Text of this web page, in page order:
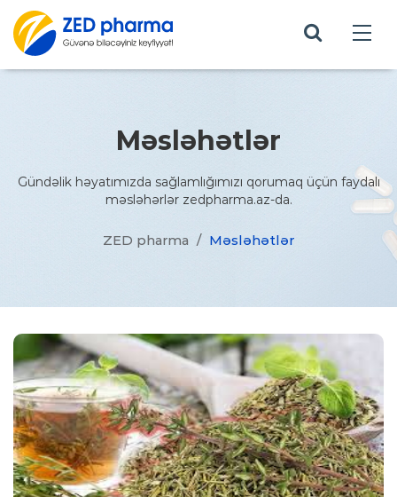
Məsləhətlər
Gündəlik həyatımızda sağlamlığımızı qorumaq üçün faydalı
məsləhərlər zedpharma.az-da.
ZED pharma / Məsləhətlər